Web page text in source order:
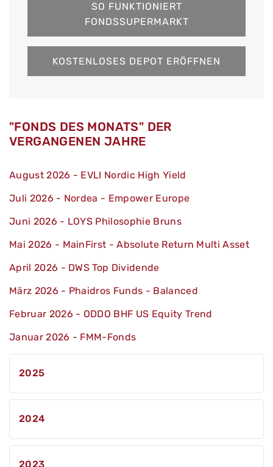
SO FUNKTIONIERT
FONDSSUPERMARKT
KOSTENLOSES DEPOT ERÖFFNEN
"FONDS DES MONATS" DER
VERGANGENEN JAHRE
August 2026 - EVLI Nordic High Yield
Juli 2026 - Nordea - Empower Europe
Juni 2026 - LOYS Philosophie Bruns
Mai 2026 - MainFirst - Absolute Return Multi Asset
April 2026 - DWS Top Dividende
März 2026 - Phaidros Funds - Balanced
Februar 2026 - ODDO BHF US Equity Trend
Januar 2026 - FMM-Fonds
2025
Sustainable
2024
2023